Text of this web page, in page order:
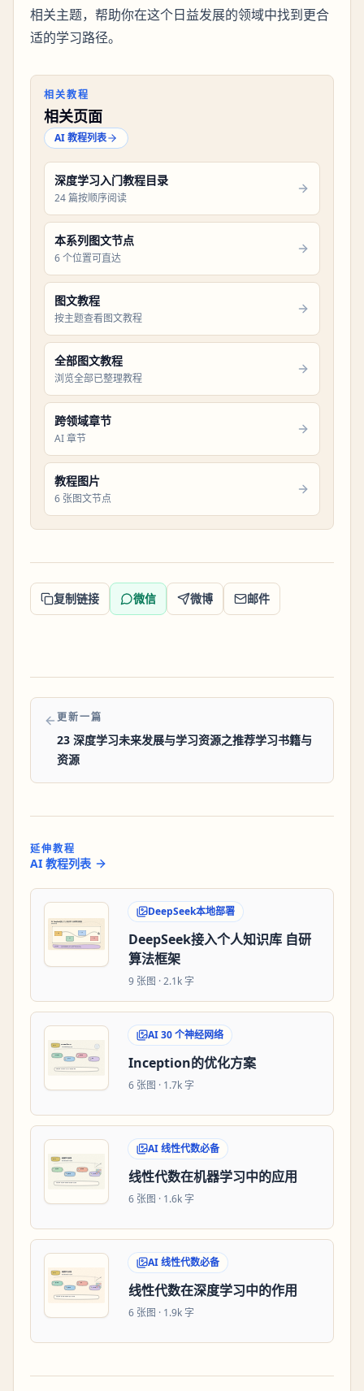
相关主题，帮助你在这个日益发展的领域中找到更合
适的学习路径。
相关教程
相关页面
AI 教程列表
深度学习入门教程目录
24 篇按顺序阅读
本系列图文节点
6 个位置可直达
图文教程
按主题查看图文教程
全部图文教程
浏览全部已整理教程
跨领域章节
AI 章节
教程图片
6 张图文节点
复制链接 微信 微博 邮件
更新一篇
23 深度学习未来发展与学习资源之推荐学习书籍与
资源
延伸教程
AI 教程列表
DeepSeek本地部署
DeepSeek接入个人知识库 自研
算法框架
9 张图 ·2.1k 字
AI 30 个神经网络
Inception的优化方案
6 张图 · 1.7k 字
AI 线性代数必备
线性代数在机器学习中的应用
6 张图 · 1.6k 字
AI 线性代数必备
线性代数在深度学习中的作用
6 张图 · 1.9k 字